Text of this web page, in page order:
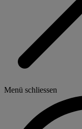
Menü schliessen